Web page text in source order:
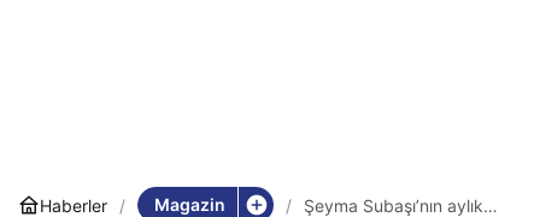
Haberler Magazin
Şeyma Subaşı’nın aylık